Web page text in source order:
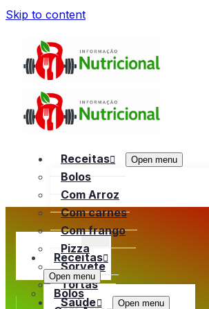
Skip to content
Receitas Open menu
Bolos
Com Arroz
Com carnes
Com frango
Pizza
Sorvete
Tortas
Saúde
Open menu
Receitas
Open menu
Bolos